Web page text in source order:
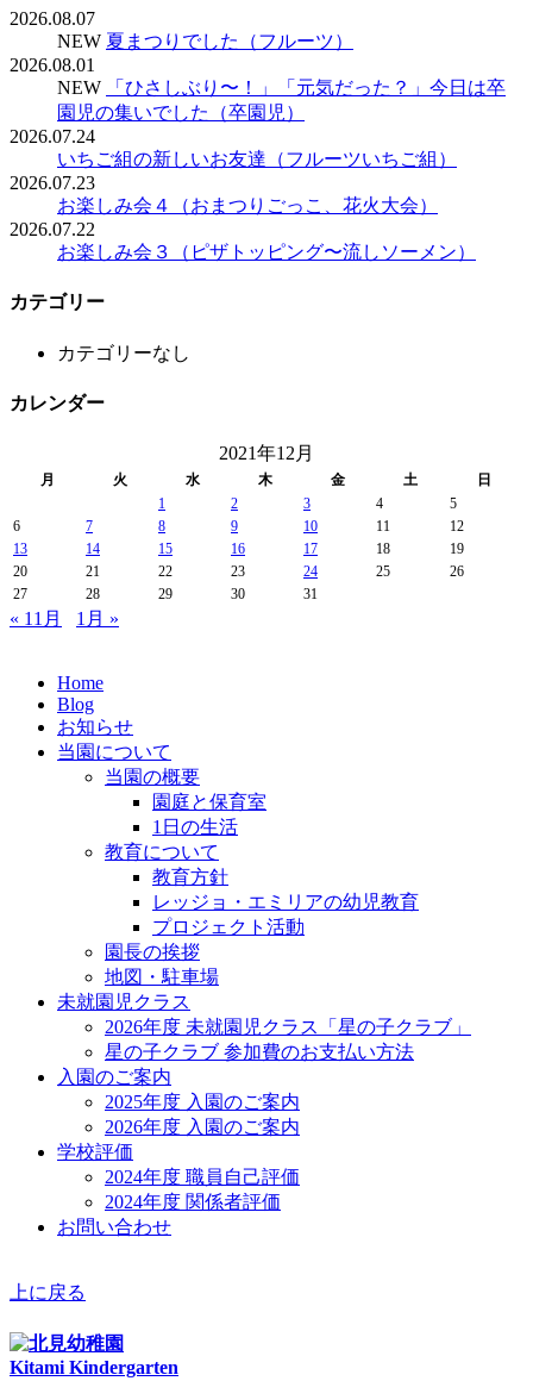
2026.08.07
NEW 夏まつりでした（フルーツ）
2026.08.01
NEW
「ひさしぶり〜！」「元気だった？」今日は卒
園児の集いでした（卒園児）
2026.07.24
いちご組の新しいお友達（フルーツいちご組）
2026.07.23
お楽しみ会４（おまつりごっこ、花火大会）
2026.07.22
お楽しみ会３（ピザトッピング〜流しソーメン）
カテゴリー
カテゴリーなし
カレンダー
2021年12月
月 火 水 木 金 土
日
1
2 3 4
5
6
7 8 9 10 11
12
13
14 15 16 17 18
19
20
21 22 23 24 25
26
27
28 29 30 31
« 11月 1月 »
Home
Blog
お知らせ
当園について
当園の概要
園庭と保育室
1日の生活
教育について
教育方針
レッジョ・エミリアの幼児教育
プロジェクト活動
園長の挨拶
地図・駐車場
未就園児クラス
2026年度 未就園児クラス「星の子クラブ」
星の子クラブ 参加費のお支払い方法
入園のご案内
2025年度 入園のご案内
2026年度 入園のご案内
学校評価
2024年度 職員自己評価
2024年度 関係者評価
お問い合わせ
上に戻る
Kitami Kindergarten